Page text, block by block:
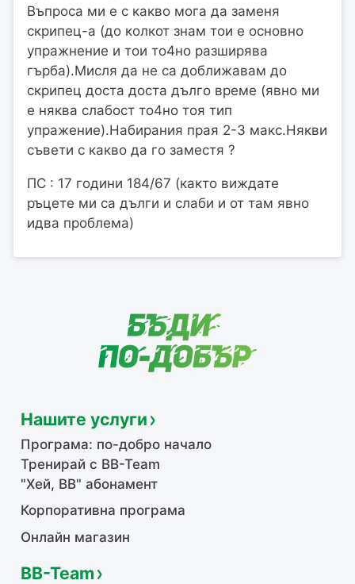
Въпроса ми е с какво мога да заменя
скрипец-а (до колкот знам тои е основно
упражнение и тои то4но разширява
гърба).Мисля да не са доближавам до
скрипец доста доста дълго време (явно ми
е няква слабост то4но тоя тип
упражение).Набирания прая 2-3 макс.Някви
съвети с какво да го заместя ?
ПС : 17 години 184/67 (както виждате
ръцете ми са дълги и слаби и от там явно
идва проблема)
Нашите услуги
Програма: по-добро начало
Тренирай с BB-Team
"Хей, ВВ" абонамент
Корпоративна програма
Онлайн магазин
BB-Team